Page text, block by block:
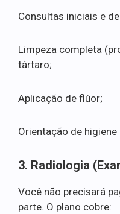
Consultas iniciais e
Limpeza completa
tártaro;
Aplicação de flúor;
Orientação de higiene
3. Radiologia
Você não precisará
parte. O plano cobre: